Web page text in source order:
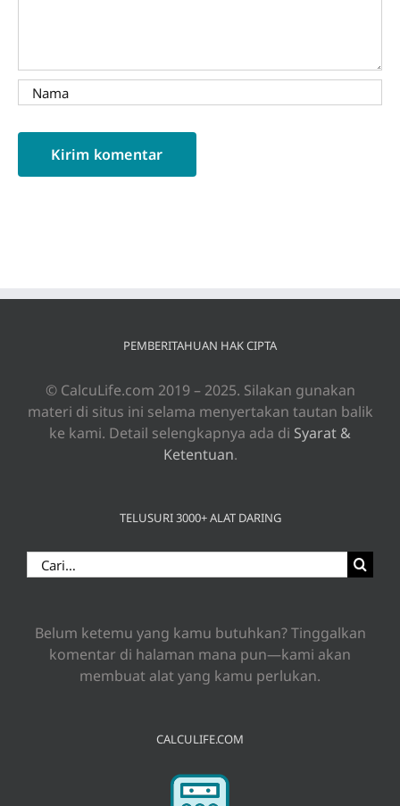
PEMBERITAHUAN HAK CIPTA
© CalcuLife.com 2019 – 2025. Silakan gunakan
materi di situs ini selama menyertakan tautan balik
ke kami. Detail selengkapnya ada di Syarat &
Ketentuan.
TELUSURI 3000+ ALAT DARING
Search
for:
Belum ketemu yang kamu butuhkan? Tinggalkan
komentar di halaman mana pun—kami akan
membuat alat yang kamu perlukan.
CALCULIFE.COM